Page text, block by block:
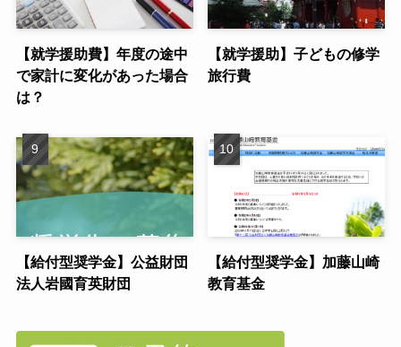
【就学援助費】年度の途中
で家計に変化があった場合
は？
【就学援助】子どもの修学
旅行費
【給付型奨学金】公益財団
法人岩國育英財団
【給付型奨学金】加藤山崎
教育基金